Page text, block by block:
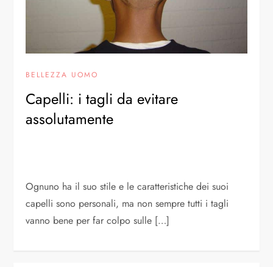
BELLEZZA UOMO
Capelli: i tagli da evitare
assolutamente
Ognuno ha il suo stile e le caratteristiche dei suoi
capelli sono personali, ma non sempre tutti i tagli
vanno bene per far colpo sulle […]